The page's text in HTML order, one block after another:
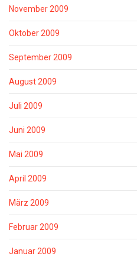
November 2009
Oktober 2009
September 2009
August 2009
Juli 2009
Juni 2009
Mai 2009
April 2009
März 2009
Februar 2009
Januar 2009